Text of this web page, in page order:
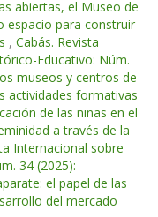
abiertas, el Museo de
espacio para construir
, Cabás. Revista
Educativo: Núm.
museos y centros de
actividades formativas
de las niñas en el
a través de la
Internacional sobre
34 (2025):
el papel de las
del mercado